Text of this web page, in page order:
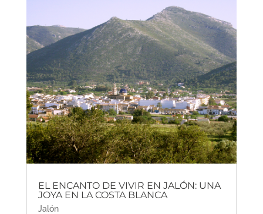
EL ENCANTO DE VIVIR EN JALÓN: UNA
JOYA EN LA COSTA BLANCA
Jalón